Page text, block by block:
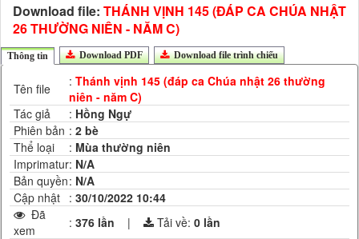
Download file: THÁNH VỊNH 145 (ĐÁP CA CHÚA NHẬT
26 THƯỜNG NIÊN - NĂM C)
Thông tin Download PDF Download file trình chiếu
Tên file : Thánh vịnh 145 (đáp ca Chúa nhật 26 thường
niên - năm C)
Tác giả
: Hồng Ngự
Phiên bản : 2 bè
Thể loại
: Mùa thường niên
Imprimatur: N/A
Bản quyền: N/A
Cập nhật : 30/10/2022 10:44
Đã
xem
: 376 lần | Tải về: 0 lần